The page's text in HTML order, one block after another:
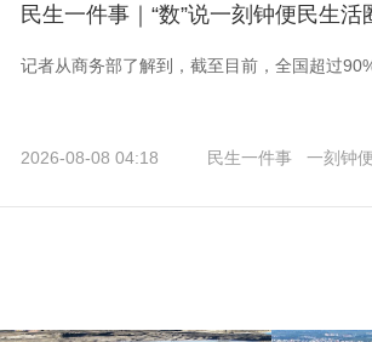
民生一件事｜“数”说一刻钟便民生
记者从商务部了解到，截至目前，全国超过
2026-08-08 04:18 民生一件事 一刻钟